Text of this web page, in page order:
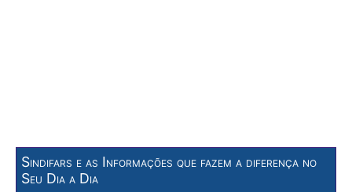
Sindifars e as Informações que fazem a diferença no
Seu Dia a Dia